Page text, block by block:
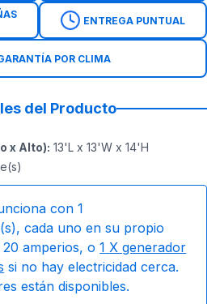
ENTREGA PUNTUAL
POR CLIMA
del Producto
x Alto): 13'L x 13'W x 14'H
con 1
cada uno en su propio
amperios, o 1 X generador
si no hay electricidad cerca.
están disponibles.